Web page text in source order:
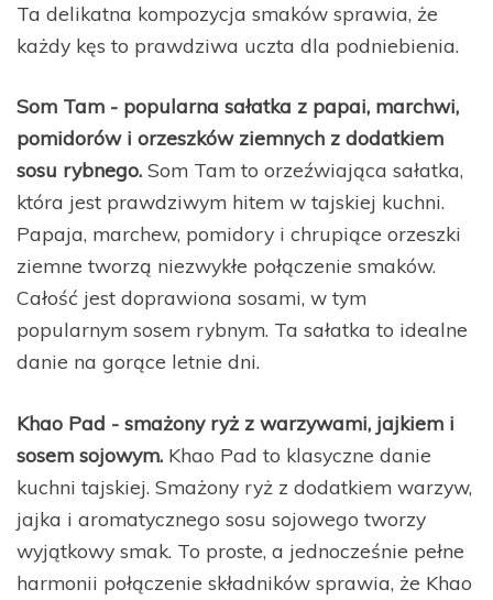
Ta delikatna kompozycja smaków sprawia, że
każdy kęs to prawdziwa uczta dla podniebienia.
Som Tam - popularna sałatka z papai, marchwi,
pomidorów i orzeszków ziemnych z dodatkiem
sosu rybnego. Som Tam to orzeźwiająca sałatka,
która jest prawdziwym hitem w tajskiej kuchni.
Papaja, marchew, pomidory i chrupiące orzeszki
ziemne tworzą niezwykłe połączenie smaków.
Całość jest doprawiona sosami, w tym
popularnym sosem rybnym. Ta sałatka to idealne
danie na gorące letnie dni.
Khao Pad - smażony ryż z warzywami, jajkiem i
sosem sojowym. Khao Pad to klasyczne danie
kuchni tajskiej. Smażony ryż z dodatkiem warzyw,
jajka i aromatycznego sosu sojowego tworzy
wyjątkowy smak. To proste, a jednocześnie pełne
harmonii połączenie składników sprawia, że Khao